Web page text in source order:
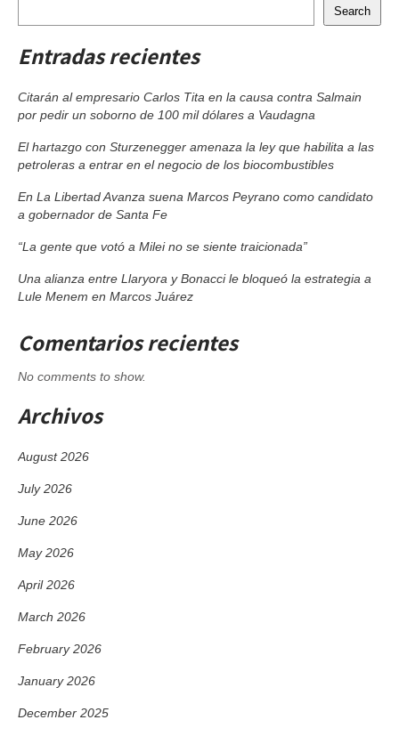
Search
Entradas recientes
Citarán al empresario Carlos Tita en la causa contra Salmain
por pedir un soborno de 100 mil dólares a Vaudagna
El hartazgo con Sturzenegger amenaza la ley que habilita a las
petroleras a entrar en el negocio de los biocombustibles
En La Libertad Avanza suena Marcos Peyrano como candidato
a gobernador de Santa Fe
“La gente que votó a Milei no se siente traicionada”
Una alianza entre Llaryora y Bonacci le bloqueó la estrategia a
Lule Menem en Marcos Juárez
Comentarios recientes
No comments to show.
Archivos
August 2026
July 2026
June 2026
May 2026
April 2026
March 2026
February 2026
January 2026
December 2025